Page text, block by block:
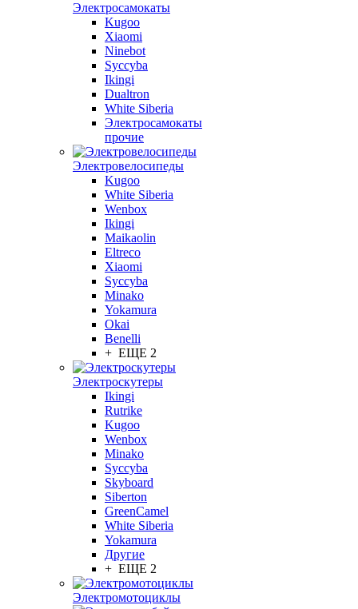
Электросамокаты
Kugoo
Xiaomi
Ninebot
Syccyba
Ikingi
Dualtron
White Siberia
Электросамокаты
прочие
Электровелосипеды
Kugoo
White Siberia
Wenbox
Ikingi
Maikaolin
Eltreco
Xiaomi
Syccyba
Minako
Yokamura
Okai
Benelli
+ ЕЩЕ 2
Электроскутеры
Ikingi
Rutrike
Kugoo
Wenbox
Minako
Syccyba
Skyboard
Siberton
GreenCamel
White Siberia
Yokamura
Другие
+ ЕЩЕ 2
Электромотоциклы